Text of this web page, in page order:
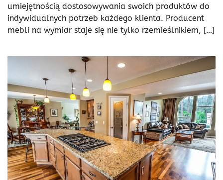
umiejętnością dostosowywania swoich produktów do
indywidualnych potrzeb każdego klienta. Producent
mebli na wymiar staje się nie tylko rzemieślnikiem, […]